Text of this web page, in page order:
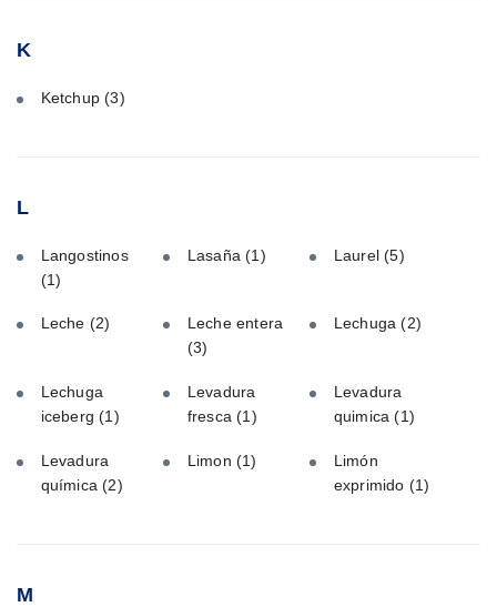
K
Ketchup(3)
L
Langostinos
(1)
Lasaña(1) Laurel(5)
Leche (2)
Leche entera
(3)
Lechuga(2)
Lechuga
iceberg(1)
Levadura
fresca(1)
Levadura
quimica(1)
Levadura
química(2)
Limon (1)
Limón
exprimido (1)
M